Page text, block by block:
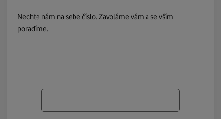
Nechte nám na sebe číslo. Zavoláme vám a se vším
poradíme.